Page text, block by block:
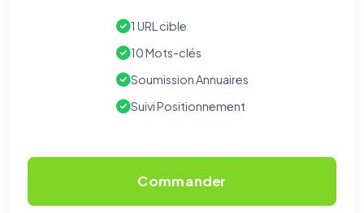
1 URL cible
10 Mots-clés
Soumission Annuaires
Suivi Positionnement
Commander
Cookies marketing
Permettent d'afficher des publicités pertinentes et de
mesurer l'efficacité de nos campagnes (Google Ads,
Meta/Facebook). Vous pouvez les refuser sans impact sur
Les e-mails peuvent contenir un pixel d'ouverture et des liens
pixels 2026 / FAQ juillet 2026).Ce suivi n'est pas géré par ce
opposer : utilisez lelien dédié en pied de chaque courriel(« Pour